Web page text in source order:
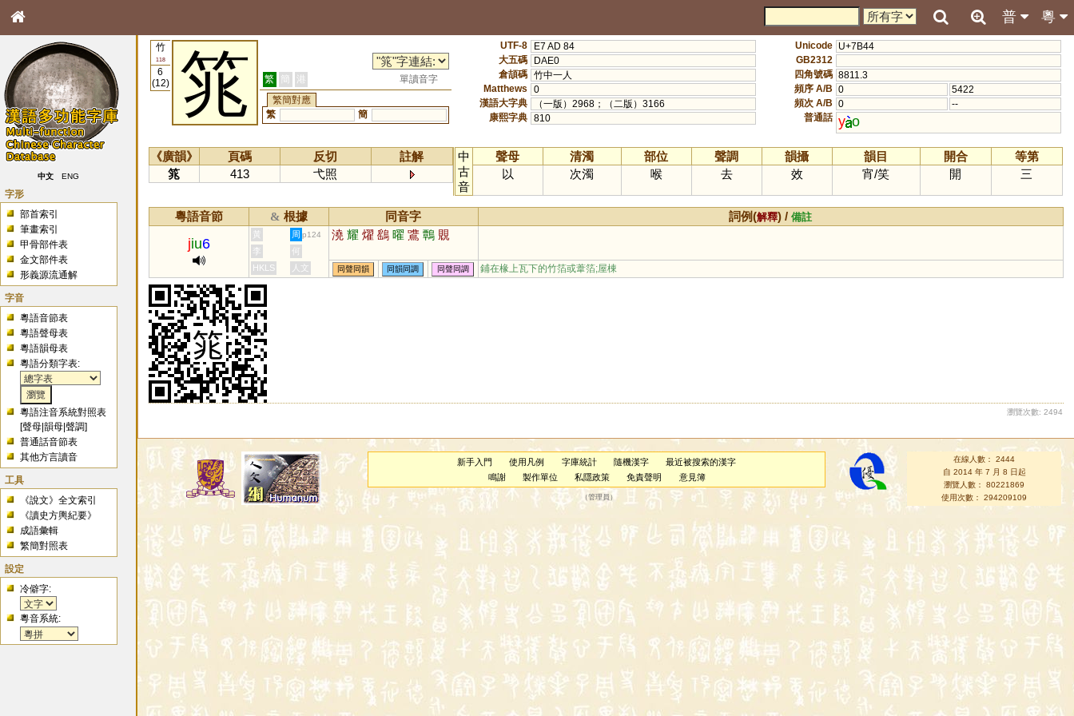
粵
普
中文 ENG
字形
部首索引
筆畫索引
甲骨部件表
金文部件表
形義源流通解
字音
粵語音節表
粵語聲母表
粵語韻母表
粵語分類字表:
粵語注音系統對照表
[聲母 |韻母 |聲調]
普通話音節表
其他方言讀音
工具
《說文》全文索引
《讀史方輿紀要》
成語彙輯
繁簡對照表
設定
冷僻字:
粵音系統:
竹
118
6
(12)
筄 繁 簡 港
單讀音字
繁簡對應
繁
簡
UTF-8
E7 AD 84
大五碼
DAE0
倉頡碼 竹中一人
Matthews
0
漢語大字典
（一版）2968；（二版）3166
康熙字典 810
Unicode U+7B44
GB2312
四角號碼 8811.3
頻序 A/B 0
5422
頻次 A/B 0
--
普通話 y o
《廣韻》 頁碼 反切
註解
筄
413 弋照
中
古
音
聲母 清濁 部位 聲調 韻攝 韻目 開合
等第
以
次濁 喉 去 效 宵/笑 開 三
粵語音節 & 根據 同音字 詞例(解釋) /備註
jiu6
黃 周 p124 澆 耀 燿 鷂 曜 鷕 鷣 覞
李
何
HKLS
人文 同聲同韻 同韻同調 同聲同調 鋪在椽上瓦下的竹箔或葦箔;屋棟
瀏覽次數: 2494
新手入門 使用凡例 字庫統計 隨機漢字
最近被搜索的漢字
鳴謝
製作單位 私隱政策 免責聲明 意見簿
（管理員 ）
在線人數： 2444
自 2014 年 7 月 8 日起
瀏覽人數： 80221869
使用次數： 294209109